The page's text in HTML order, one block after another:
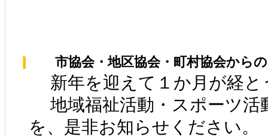
市協会・地区協会・町村協会から
新年を迎えて１か月が経と
地域福祉活動・スポーツ活
を、是非お知らせください。